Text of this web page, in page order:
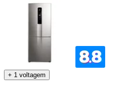
+ 1 voltagem